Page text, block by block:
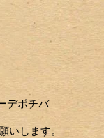
デポチバ
いします。